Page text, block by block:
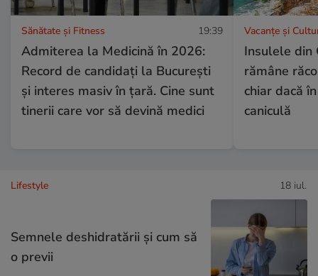
Sănătate și Fitness 19:39
Admiterea la Medicină în 2026:
Record de candidați la București
și interes masiv în țară. Cine sunt
tinerii care vor să devină medici
Vacanțe și
Insulele din
rămâne
chiar dacă
caniculă
Lifestyle 18 iul.
Semnele deshidratării și cum să
o previi